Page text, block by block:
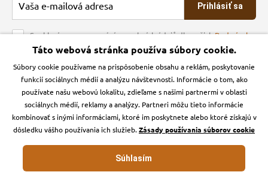
Veľkoobchod
Obchodné podmienky
Kontakt
Podmienky ochrany osobných údajov
Zásady používanie cookies a Google Analytics
Prihlásiť sa
Souhlasím se zpracováním osobních údajů dle našichPodmínek
ochrany osobních údajů
Krmiva Pučálka na sociálnych sieťach
Instagran Facebook
Táto webová stránka používa súbory cookie.
Súbory cookie používame na prispôsobenie obsahu a reklám, poskytovanie
funkcií sociálnych médií a analýzu návštevnosti. Informácie o tom, ako
používate našu webovú lokalitu, zdieľame s našimi partnermi v oblasti
sociálnych médií, reklamy a analýzy. Partneri môžu tieto informácie
kombinovať s inými informáciami, ktoré im poskytnete alebo ktoré získajú v
dôsledku vášho používania ich služieb.Zásady používania súborov cookie
Súhlasím